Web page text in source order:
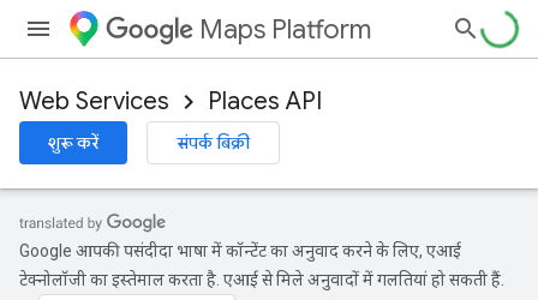
Maps Platform
Web Services Places API
शुरू करें संपर्क बिक्री
Google आपकी पसंदीदा भाषा में कॉन्टेंट का अनुवाद करने के लिए, एआई
टेक्नोलॉजी का इस्तेमाल करता है. एआई से मिले अनुवादों में गलतियां हो सकती हैं.